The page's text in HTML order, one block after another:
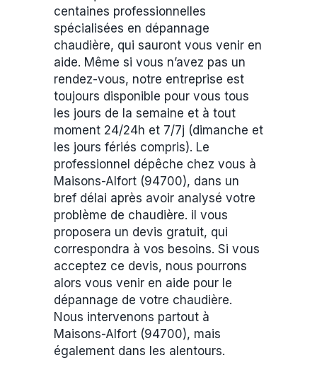
centaines professionnelles
spécialisées en dépannage
chaudière, qui sauront vous venir en
aide. Même si vous n’avez pas un
rendez-vous, notre entreprise est
toujours disponible pour vous tous
les jours de la semaine et à tout
moment 24/24h et 7/7j (dimanche et
les jours fériés compris). Le
professionnel dépêche chez vous à
Maisons-Alfort (94700), dans un
bref délai après avoir analysé votre
problème de chaudière. il vous
proposera un devis gratuit, qui
correspondra à vos besoins. Si vous
acceptez ce devis, nous pourrons
alors vous venir en aide pour le
dépannage de votre chaudière.
Nous intervenons partout à
Maisons-Alfort (94700), mais
également dans les alentours.